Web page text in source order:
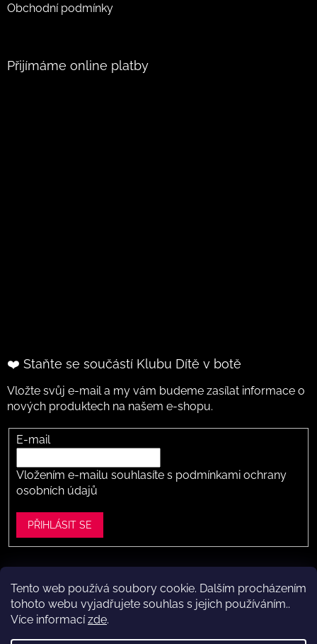
Tento web používá soubory cookie. Dalším procházením
tohoto webu vyjadřujete souhlas s jejich používáním..
Více informacízde.
Obchodní podmínky
Přijímáme online platby
❤️ Staňte se součástí Klubu Dítě v botě
Vložte svůj e-mail a my vám budeme zasílat informace o
nových produktech na našem e-shopu.
E-mail
Vložením e-mailu souhlasíte s podmínkami ochrany
osobních údajů
PŘIHLÁSIT SE
Vytvořil Shoptet